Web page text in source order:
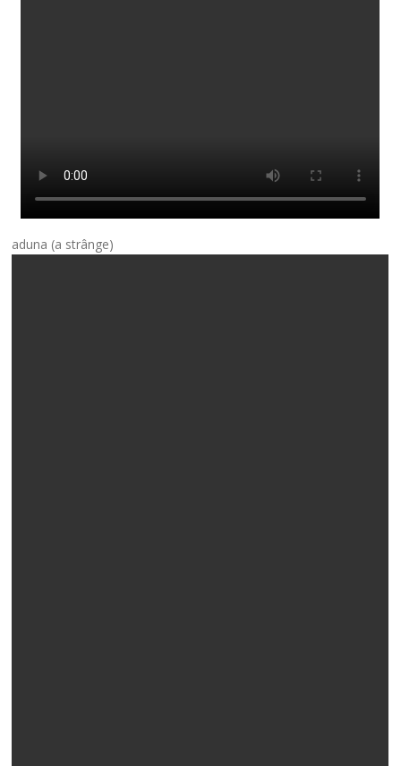
aduna (a strânge)